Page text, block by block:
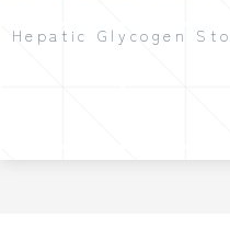
Hepatic Glycogen